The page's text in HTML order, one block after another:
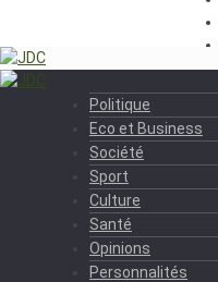
Politique
Eco et Business
Société
Sport
Culture
Santé
Opinions
Personnalités